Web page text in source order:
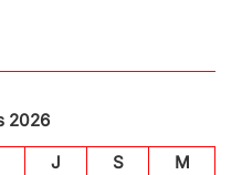
2026
J S
M